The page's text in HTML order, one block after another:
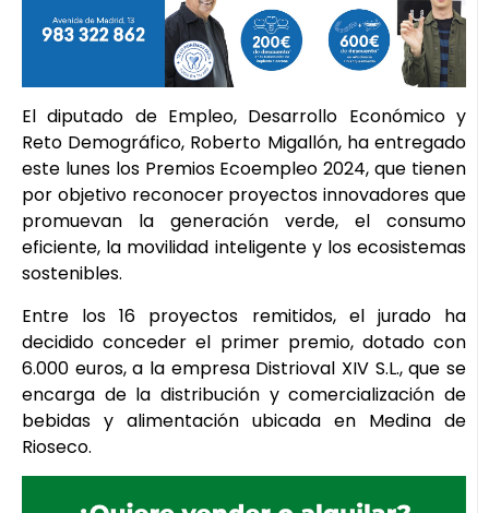
El diputado de Empleo, Desarrollo Económico y
Reto Demográfico, Roberto Migallón, ha entregado
este lunes los Premios Ecoempleo 2024, que tienen
por objetivo reconocer proyectos innovadores que
promuevan la generación verde, el consumo
eficiente, la movilidad inteligente y los ecosistemas
sostenibles.
Entre los 16 proyectos remitidos, el jurado ha
decidido conceder el primer premio, dotado con
6.000 euros, a la empresa Distrioval XIV S.L., que se
encarga de la distribución y comercialización de
bebidas y alimentación ubicada en Medina de
Rioseco.